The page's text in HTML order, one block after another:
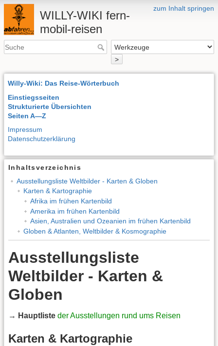
zum Inhalt springen
WILLY-WIKI fern-
mobil-reisen
>
Willy-Wiki: Das Reise-Wörterbuch
Einstiegsseiten
Strukturierte Übersichten
Seiten A—Z
Impressum
Datenschutzerklärung
Inhaltsverzeichnis
Ausstellungsliste Weltbilder - Karten & Globen
Karten & Kartographie
Afrika im frühen Kartenbild
Amerika im frühen Kartenbild
Asien, Australien und Ozeanien im frühen Kartenbild
Globen & Atlanten, Weltbilder & Kosmographie
Ausstellungsliste
Weltbilder - Karten &
Globen
→ Hauptliste der Ausstellungen rund ums Reisen
Karten & Kartographie